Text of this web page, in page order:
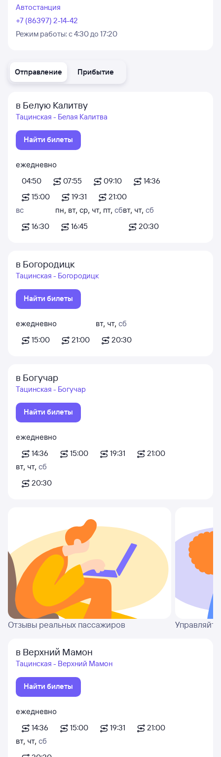
Отправление Прибытие
в Белую Калитву
Тацинская - Белая Калитва
Найти билеты
ежедневно
04:50
07:55 09:10
14:36
15:00
19:31
21:00
вс
16:30
пн, вт, ср, чт, пт, сб
16:45
вт, чт, сб
20:30
в Богородицк
Тацинская - Богородицк
Найти билеты
ежедневно
15:00
21:00
вт, чт, сб
20:30
в Богучар
Тацинская - Богучар
Найти билеты
ежедневно
14:36
15:00 19:31
21:00
вт, чт, сб
20:30
Отзывы реальных пассажиров
в Верхний Мамон
Тацинская - Верхний Мамон
Найти билеты
ежедневно
14:36
15:00 19:31
21:00
вт, чт, сб
Автостанция
+7 (86397) 2-14-42
Режим работы:с 4:30 до 17:20